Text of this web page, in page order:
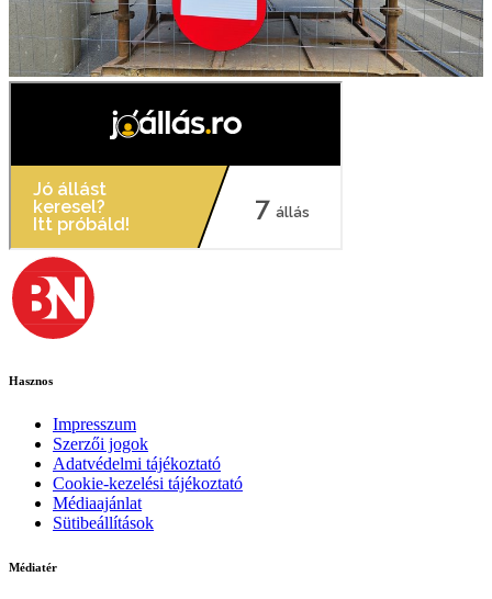
Hasznos
Impresszum
Szerzői jogok
Adatvédelmi tájékoztató
Cookie-kezelési tájékoztató
Médiaajánlat
Sütibeállítások
Médiatér